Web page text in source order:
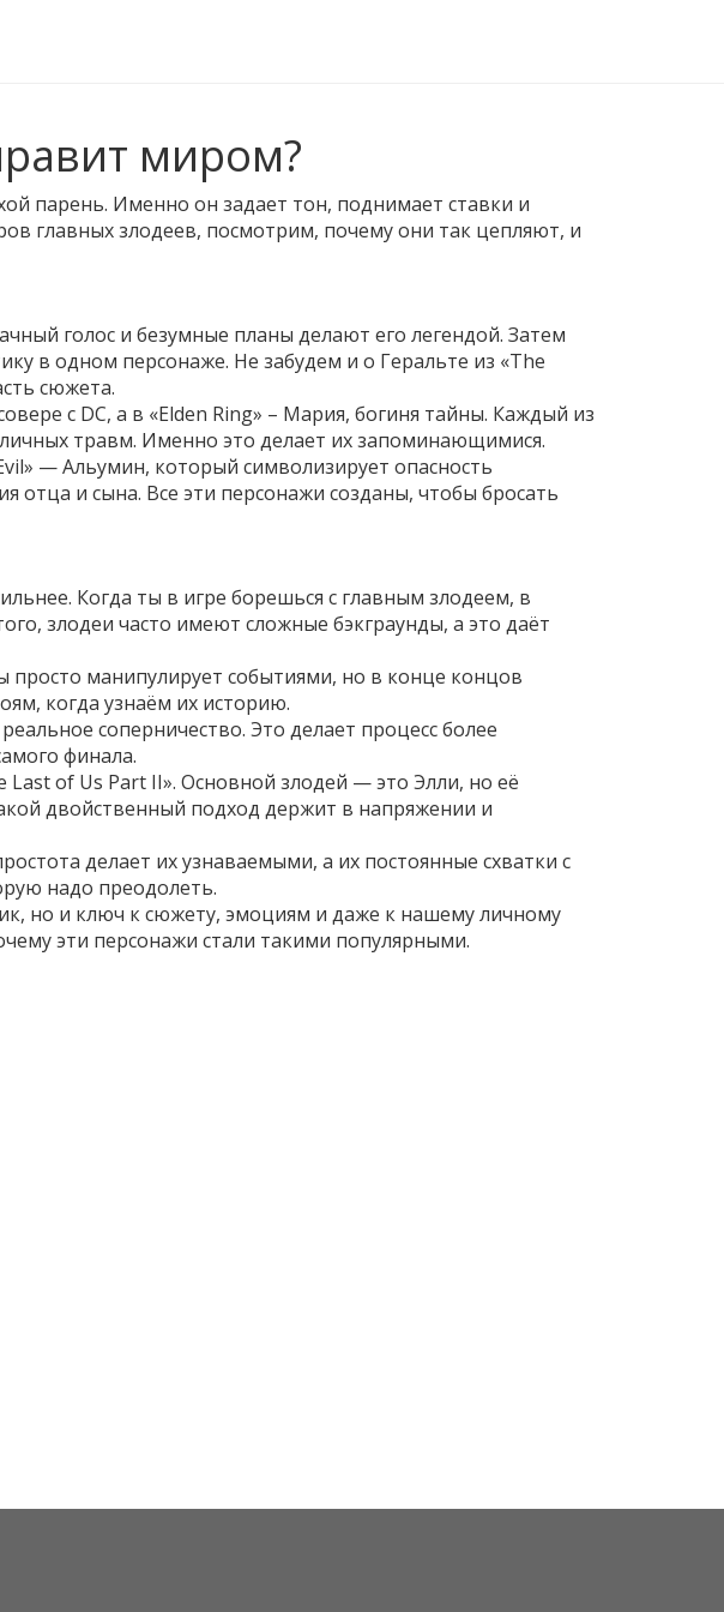
миром?
парень. Именно он задает тон, поднимает ставки и
главных злодеев, посмотрим, почему они так цепляют, и
голос и безумные планы делают его легендой. Затем
в одном персонаже. Не забудем и о Геральте из «The
сюжета.
с DC, а в «Elden Ring» – Мария, богиня тайны. Каждый из
травм. Именно это делает их запоминающимися.
— Альумин, который символизирует опасность
отца и сына. Все эти персонажи созданы, чтобы бросать
Когда ты в игре борешься с главным злодеем, в
злодеи часто имеют сложные бэкграунды, а это даёт
просто манипулирует событиями, но в конце концов
когда узнаём их историю.
соперничество. Это делает процесс более
финала.
of Us Part II». Основной злодей — это Элли, но её
двойственный подход держит в напряжении и
делает их узнаваемыми, а их постоянные схватки с
надо преодолеть.
но и ключ к сюжету, эмоциям и даже к нашему личному
эти персонажи стали такими популярными.